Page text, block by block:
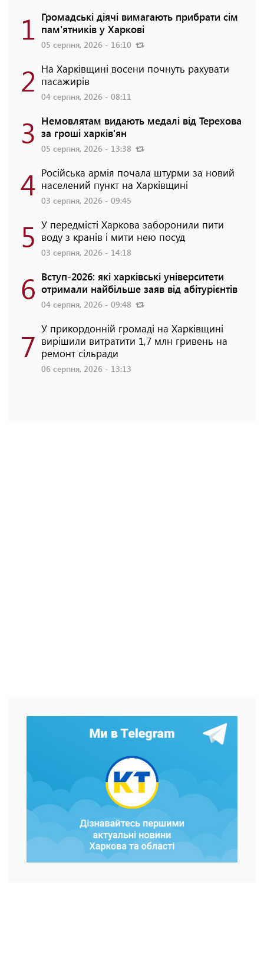
1 Громадські діячі вимагають прибрати сім
пам'ятників у Харкові
05 серпня, 2026 - 16:10
2 На Харківщині восени почнуть рахувати
пасажирів
04 серпня, 2026 - 08:11
3 Немовлятам видають медалі від Терехова
за гроші харків'ян
05 серпня, 2026 - 13:38
4 Російська армія почала штурми за новий
населений пункт на Харківщині
03 серпня, 2026 - 09:45
5 У передмісті Харкова заборонили пити
воду з кранів і мити нею посуд
03 серпня, 2026 - 14:18
6 Вступ-2026: які харківські університети
отримали найбільше заяв від абітурієнтів
04 серпня, 2026 - 09:48
7 У прикордонній громаді на Харківщині
вирішили витратити 1,7 млн гривень на
ремонт сільради
06 серпня, 2026 - 13:13